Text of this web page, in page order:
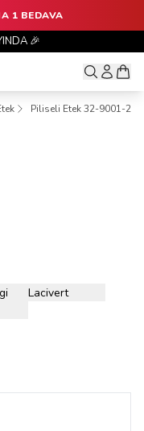
1 BEDAVA
🎉
Piliseli Etek 32-9001-2
Lacivert